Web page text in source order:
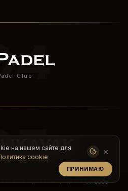
Club
и ретрит
Все права защищены.
на нашем сайте для
cookie
ПРИНИМАЮ
×